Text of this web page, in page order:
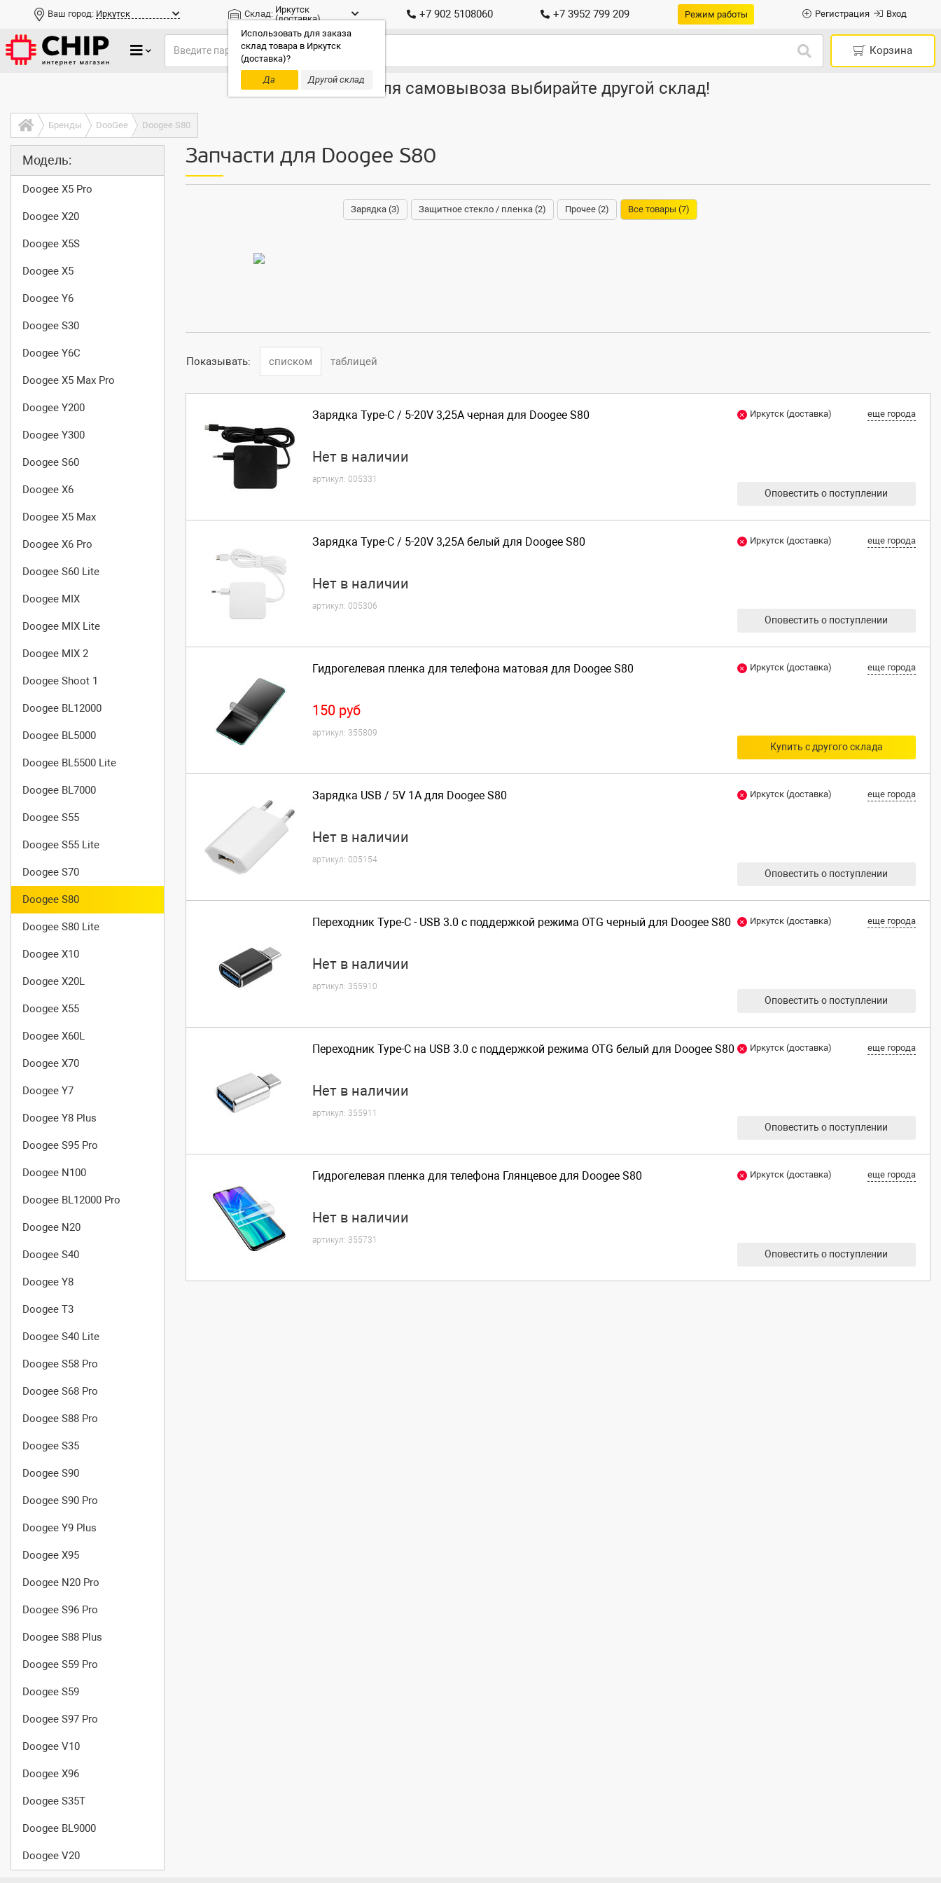
Ваш город: Иркутск Склад: Иркутск
(доставка)
Использовать для заказа
склад товара в Иркутск
(доставка)?
Да
Другой склад
+7 902 5108060 +7 3952 799 209 Режим работы Регистрация Вход
Корзина
Только доставка, для самовывоза выбирайте другой склад!
Бренды DooGee Doogee S80
Модель:
Doogee X5 Pro
Doogee X20
Doogee X5S
Doogee X5
Doogee Y6
Doogee S30
Doogee Y6C
Doogee X5 Max Pro
Doogee Y200
Doogee Y300
Doogee S60
Doogee X6
Doogee X5 Max
Doogee X6 Pro
Doogee S60 Lite
Doogee MIX
Doogee MIX Lite
Doogee MIX 2
Doogee Shoot 1
Doogee BL12000
Doogee BL5000
Doogee BL5500 Lite
Doogee BL7000
Doogee S55
Doogee S55 Lite
Doogee S70
Doogee S80
Doogee S80 Lite
Doogee X10
Doogee X20L
Doogee X55
Doogee X60L
Doogee X70
Doogee Y7
Doogee Y8 Plus
Doogee S95 Pro
Doogee N100
Doogee BL12000 Pro
Doogee N20
Doogee S40
Doogee Y8
Doogee T3
Doogee S40 Lite
Doogee S58 Pro
Doogee S68 Pro
Doogee S88 Pro
Doogee S35
Doogee S90
Doogee S90 Pro
Doogee Y9 Plus
Doogee X95
Doogee N20 Pro
Doogee S96 Pro
Doogee S88 Plus
Doogee S59 Pro
Doogee S59
Doogee S97 Pro
Doogee V10
Doogee X96
Doogee S35T
Doogee BL9000
Doogee V20
Запчасти для Doogee S80
Зарядка (3) Защитное стекло / пленка (2) Прочее (2) Все товары (7)
Показывать: списком таблицей
Зарядка Type-C / 5-20V 3,25A черная для Doogee S80
Нет в наличии
артикул: 005331
Иркутск (доставка) еще города
Оповестить о поступлении
Зарядка Type-C / 5-20V 3,25A белый для Doogee S80
Нет в наличии
артикул: 005306
Иркутск (доставка) еще города
Оповестить о поступлении
Гидрогелевая пленка для телефона матовая для Doogee S80
150 руб
артикул: 355809
Иркутск (доставка) еще города
Купить с другого склада
Зарядка USB / 5V 1A для Doogee S80
Нет в наличии
артикул: 005154
Иркутск (доставка) еще города
Оповестить о поступлении
Переходник Type-C - USB 3.0 с поддержкой режима OTG черный для Doogee S80
Нет в наличии
артикул: 355910
Иркутск (доставка) еще города
Оповестить о поступлении
Переходник Type-C на USB 3.0 с поддержкой режима OTG белый для Doogee S80
Нет в наличии
артикул: 355911
Иркутск (доставка) еще города
Оповестить о поступлении
Гидрогелевая пленка для телефона Глянцевое для Doogee S80
Нет в наличии
артикул: 355731
Иркутск (доставка) еще города
Оповестить о поступлении